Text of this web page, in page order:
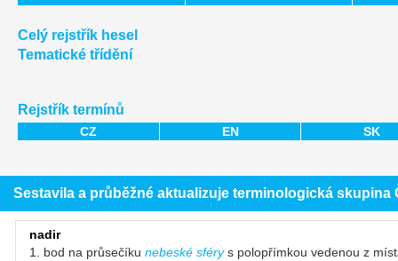
Celý rejstřík hesel
Tematické třídění
Rejstřík termínů
CZ EN SK
Sestavila a průběžné aktualizuje terminologická
nadir
1. bod na průsečíku nebeské sférys polopřímkou vedenou z